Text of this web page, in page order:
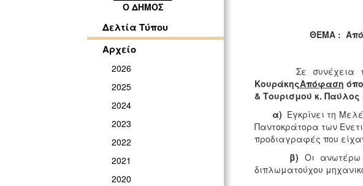
Ο ΔΗΜΟΣ
Δελτία Τύπου
Αρχείο
2026
2025
2024
2023
2022
2021
2020
ΘΕΜΑ :
Σε συνέχεια της
ΚουράκηςΑπόφαση
& Τουρισμού κ.
α) Εγκρίνει τη
Παντοκράτορα των
προδιαγραφές που
β) Οι ανωτέρω
διπλωματούχου